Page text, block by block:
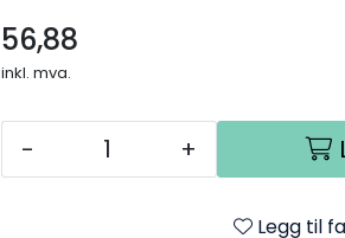
56,88
inkl. mva.
- +
Legg til